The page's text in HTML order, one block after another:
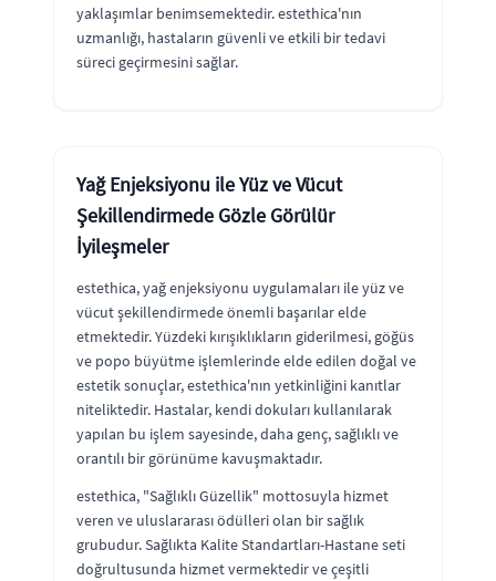
yaklaşımlar benimsemektedir. estethica'nın
uzmanlığı, hastaların güvenli ve etkili bir tedavi
süreci geçirmesini sağlar.
Yağ Enjeksiyonu ile Yüz ve Vücut
Şekillendirmede Gözle Görülür
İyileşmeler
estethica, yağ enjeksiyonu uygulamaları ile yüz ve
vücut şekillendirmede önemli başarılar elde
etmektedir. Yüzdeki kırışıklıkların giderilmesi, göğüs
ve popo büyütme işlemlerinde elde edilen doğal ve
estetik sonuçlar, estethica'nın yetkinliğini kanıtlar
niteliktedir. Hastalar, kendi dokuları kullanılarak
yapılan bu işlem sayesinde, daha genç, sağlıklı ve
orantılı bir görünüme kavuşmaktadır.
estethica, "Sağlıklı Güzellik" mottosuyla hizmet
veren ve uluslararası ödülleri olan bir sağlık
grubudur. Sağlıkta Kalite Standartları-Hastane seti
doğrultusunda hizmet vermektedir ve çeşitli